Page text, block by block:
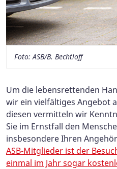
Foto: ASB/B. Bechtloff
Um die lebensrettenden
wir ein vielfältiges Angebot
diesen vermitteln wir
Sie im Ernstfall den
insbesondere Ihren
ASB-Mitglieder ist der
einmal im Jahr sogar